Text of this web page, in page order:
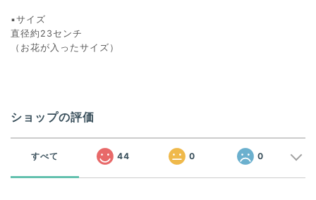
▪️サイズ
直径約23センチ
（お花が入ったサイズ）
ショップの評価
すべて 44 0 0